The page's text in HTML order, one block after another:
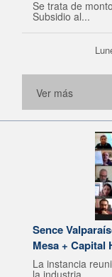
Se trata de
Subsidio al...
Ver más
Sence
Mesa + Capital
La instancia
la industria...